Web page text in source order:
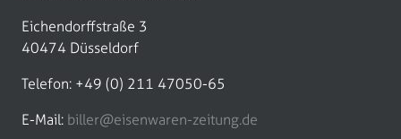
Eichendorffstraße 3
40474 Düsseldorf
Telefon: +49 (0) 211 47050-65
E-Mail: biller@eisenwaren-zeitung.de